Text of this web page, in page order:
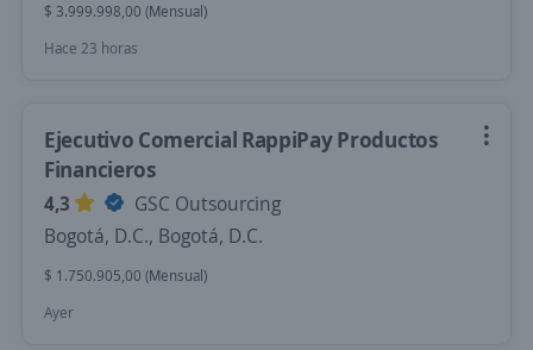
$ 3.999.998,00 (Mensual)
Hace 23 horas
Ejecutivo Comercial RappiPay Productos
Financieros
4,3
GSC Outsourcing
Bogotá, D.C., Bogotá, D.C.
$ 1.750.905,00 (Mensual)
Ayer